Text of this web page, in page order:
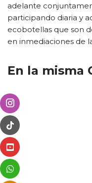
adelante
participando diaria y
ecobotellas que son
en inmediaciones de
En la misma